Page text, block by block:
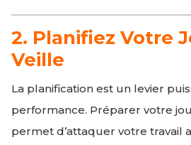
2. Planifiez Votre
Veille
La planification est un levier
performance. Préparer votre
permet d’attaquer votre travail